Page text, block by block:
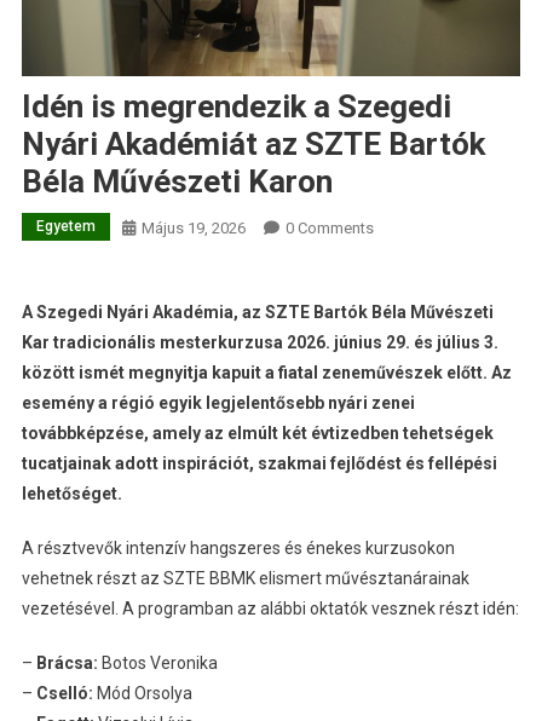
Idén is megrendezik a Szegedi
Nyári Akadémiát az SZTE Bartók
Béla Művészeti Karon
Egyetem Május 19, 2026 0 Comments
A Szegedi Nyári Akadémia, az SZTE Bartók Béla Művészeti
Kar tradicionális mesterkurzusa 2026. június 29. és július 3.
között ismét megnyitja kapuit a fiatal zeneművészek előtt. Az
esemény a régió egyik legjelentősebb nyári zenei
továbbképzése, amely az elmúlt két évtizedben tehetségek
tucatjainak adott inspirációt, szakmai fejlődést és fellépési
lehetőséget.
A résztvevők intenzív hangszeres és énekes kurzusokon
vehetnek részt az SZTE BBMK elismert művésztanárainak
vezetésével. A programban az alábbi oktatók vesznek részt idén:
– Brácsa: Botos Veronika
– Cselló: Mód Orsolya